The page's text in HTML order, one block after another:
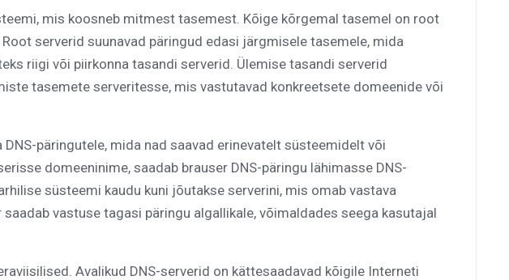
mis koosneb mitmest tasemest. Kõige kõrgemal tasemel on root
serverid suunavad päringud edasi järgmisele tasemele, mida
riigi või piirkonna tasandi serverid. Ülemise tasandi serverid
tasemete serveritesse, mis vastutavad konkreetsete domeenide või
päringutele, mida nad saavad erinevatelt süsteemidelt või
domeeninime, saadab brauser DNS-päringu lähimasse DNS-
süsteemi kaudu kuni jõutakse serverini, mis omab vastava
vastuse tagasi päringu algallikale, võimaldades seega kasutajal
Avalikud DNS-serverid on kättesaadavad kõigile Interneti